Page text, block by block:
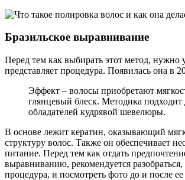
Бразильское выравнивание
Перед тем как выбирать этот метод, нужно
представляет процедура. Появилась она в
Эффект – волосы приобретают
глянцевый блеск. Методика подходит
обладателей кудрявой шевелюры.
В основе лежит кератин, оказывающий
структуру волос. Также он обеспечивает
питание. Перед тем как отдать
выравниванию, рекомендуется разобраться,
процедура, и посмотреть фото до и после